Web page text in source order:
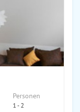
Personen
1 - 2